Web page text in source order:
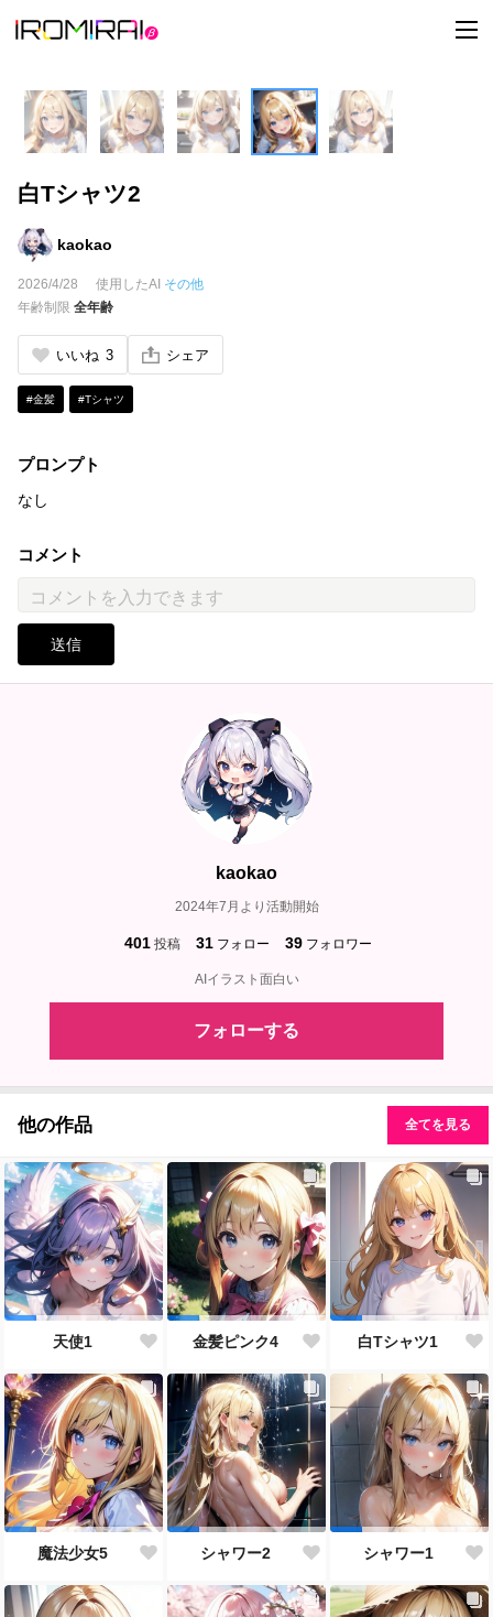
t
o
白Tシャツ2
kaokao
2026/4/28 使用したAI その他
年齢制限 全年齢
いいね 3 シェア
#金髪 #Tシャツ
プロンプト
なし
コメント
送信
kaokao
2024年7月より活動開始
401 投稿 31 フォロー 39 フォロワー
AIイラスト面白い
フォローする
他の作品 全てを見る
天使1 金髪ピンク4 白Tシャツ1
魔法少女5 シャワー2 シャワー1